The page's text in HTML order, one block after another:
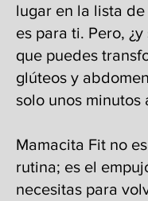
lugar en la lista
es para ti. Pero,
que puedes
glúteos y
solo unos minutos
Mamacita Fit no
rutina; es el
necesitas para